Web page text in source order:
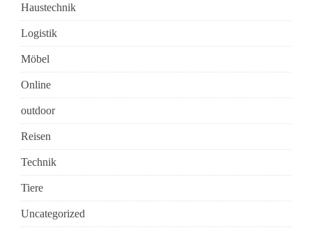
Haustechnik
Logistik
Möbel
Online
outdoor
Reisen
Technik
Tiere
Uncategorized